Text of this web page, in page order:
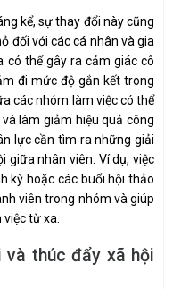
kể, sự thay đổi này cũng
đối với các cá nhân và gia
có thể gây ra cảm giác cô
đi mức độ gắn kết trong
các nhóm làm việc có thể
làm giảm hiệu quả công
lực cần tìm ra những giải
giữa nhân viên. Ví dụ, việc
kỳ hoặc các buổi hội thảo
viên trong nhóm và giúp
từ xa.
thúc đẩy xã hội